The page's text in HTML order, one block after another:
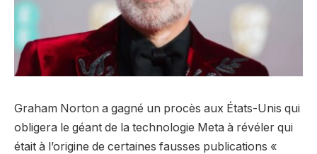
Graham Norton a gagné un procès aux États-Unis qui
obligera le géant de la technologie Meta à révéler qui
était à l’origine de certaines fausses publications «